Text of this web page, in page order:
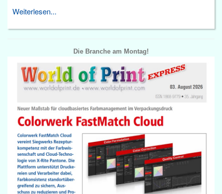
Weiterlesen...
Die Branche am Montag!